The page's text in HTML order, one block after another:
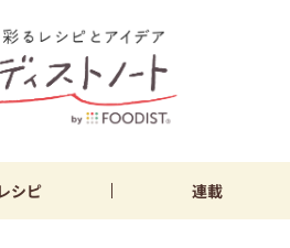
シピ 連載